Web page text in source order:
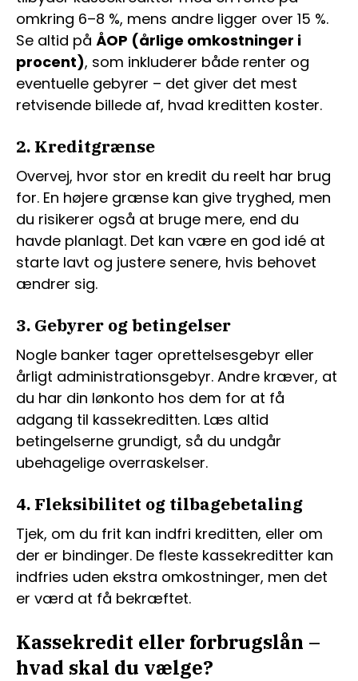
omkring 6–8 %, mens andre ligger over 15 %.
Se altid på ÅOP (årlige omkostninger i
procent), som inkluderer både renter og
eventuelle gebyrer – det giver det mest
retvisende billede af, hvad kreditten koster.
2. Kreditgrænse
Overvej, hvor stor en kredit du reelt har brug
for. En højere grænse kan give tryghed, men
du risikerer også at bruge mere, end du
havde planlagt. Det kan være en god idé at
starte lavt og justere senere, hvis behovet
ændrer sig.
3. Gebyrer og betingelser
Nogle banker tager oprettelsesgebyr eller
årligt administrationsgebyr. Andre kræver, at
du har din lønkonto hos dem for at få
adgang til kassekreditten. Læs altid
betingelserne grundigt, så du undgår
ubehagelige overraskelser.
4. Fleksibilitet og tilbagebetaling
Tjek, om du frit kan indfri kreditten, eller om
der er bindinger. De fleste kassekreditter kan
indfries uden ekstra omkostninger, men det
er værd at få bekræftet.
Kassekredit eller forbrugslån –
hvad skal du vælge?